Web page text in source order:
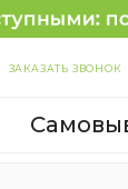
ЗАКАЗАТЬ ЗВОНОК